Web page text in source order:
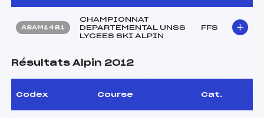
ASAM1481
CHAMPIONNAT
DEPARTEMENTAL UNSS
LYCEES SKI ALPIN
FFS
Résultats Alpin 2012
Codex Course Cat.